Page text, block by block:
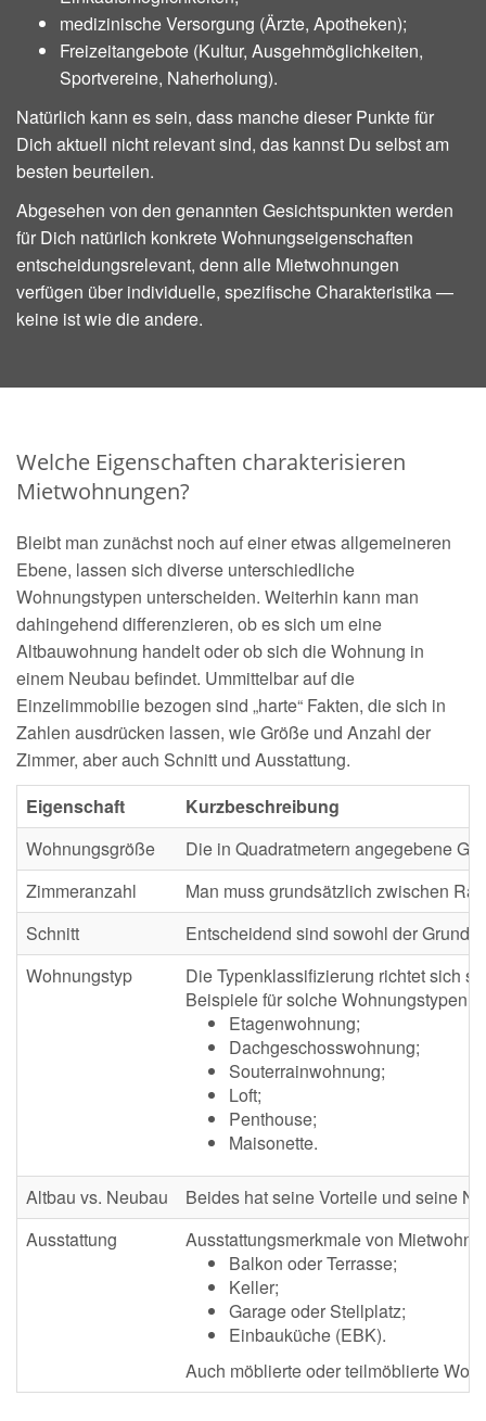
medizinische Versorgung (Ärzte, Apotheken);
Freizeitangebote (Kultur, Ausgehmöglichkeiten,
Sportvereine, Naherholung).
Natürlich kann es sein, dass manche dieser Punkte für
Dich aktuell nicht relevant sind, das kannst Du selbst am
besten beurteilen.
Abgesehen von den genannten Gesichtspunkten werden
für Dich natürlich konkrete Wohnungseigenschaften
entscheidungsrelevant, denn alle Mietwohnungen
verfügen über individuelle, spezifische Charakteristika —
keine ist wie die andere.
Welche Eigenschaften charakterisieren
Mietwohnungen?
Bleibt man zunächst noch auf einer etwas allgemeineren
Ebene, lassen sich diverse unterschiedliche
Wohnungstypen unterscheiden. Weiterhin kann man
dahingehend differenzieren, ob es sich um eine
Altbauwohnung handelt oder ob sich die Wohnung in
einem Neubau befindet. Ummittelbar auf die
Einzelimmobilie bezogen sind „harte“ Fakten, die sich in
Zahlen ausdrücken lassen, wie Größe und Anzahl der
Zimmer, aber auch Schnitt und Ausstattung.
Eigenschaft
Kurzbeschreibung
Wohnungsgröße
Die in Quadratmetern angegebene
Zimmeranzahl
Man muss grundsätzlich zwischen
Schnitt
Entscheidend sind sowohl der
Wohnungstyp
Die Typenklassifizierung richtet sich
Beispiele für solche Wohnungstypen
Etagenwohnung;
Dachgeschosswohnung;
Souterrainwohnung;
Loft;
Penthouse;
Maisonette.
Altbau vs. Neubau
Beides hat seine Vorteile und seine
Ausstattung
Ausstattungsmerkmale von
Balkon oder Terrasse;
Keller;
Garage oder Stellplatz;
Einbauküche (EBK).
Auch möblierte oder teilmöblierte